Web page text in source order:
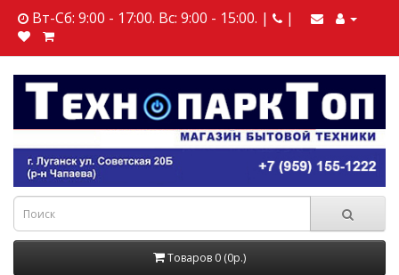
Вт-Сб: 9:00 - 17:00. Вс: 9:00 - 15:00. | |
Товаров 0 (0р.)